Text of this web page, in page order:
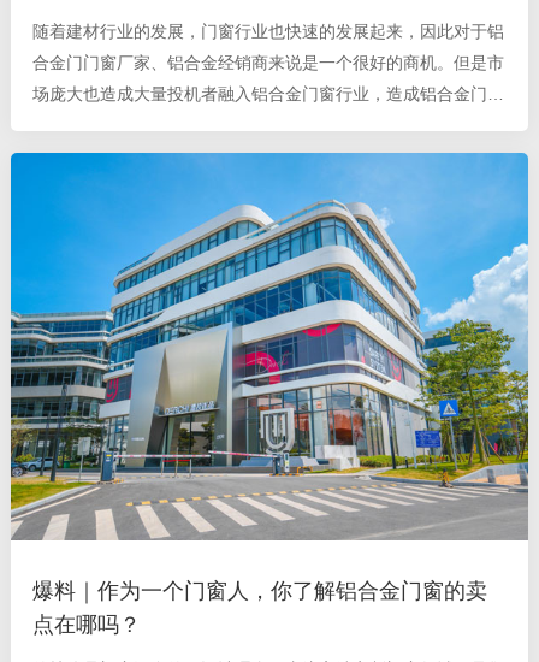
随着建材行业的发展，门窗行业也快速的发展起来，因此对于铝
合金门门窗厂家、铝合金经销商来说是一个很好的商机。但是市
场庞大也造成大量投机者融入铝合金门窗行业，造成铝合金门窗
投机者因为缺乏对该
爆料｜作为一个门窗人，你了解铝合金门窗的卖
点在哪吗？